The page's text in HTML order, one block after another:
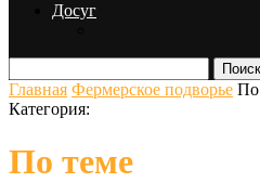
Досуг
Поиск
Главная Фермерское подворье По
Категория:
По теме